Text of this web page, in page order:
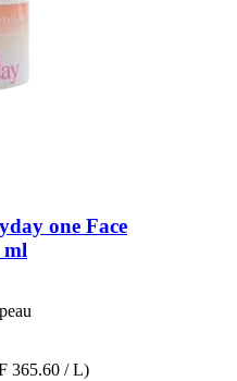
one Face
ml
365.60 / L)